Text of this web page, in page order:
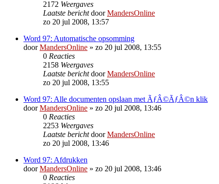
2172 Weergaves
Laatste berichtdoorMandersOnline
zo 20 jul 2008, 13:57
Word 97: Automatische opsomming
doorMandersOnline » zo 20 jul 2008, 13:55
0 Reacties
2158 Weergaves
Laatste berichtdoorMandersOnline
zo 20 jul 2008, 13:55
Word 97: Alle documenten opslaan met ÃƒÂ©ÃƒÂ©n klik
doorMandersOnline » zo 20 jul 2008, 13:46
0 Reacties
2253 Weergaves
Laatste berichtdoorMandersOnline
zo 20 jul 2008, 13:46
Word 97: Afdrukken
doorMandersOnline » zo 20 jul 2008, 13:46
0 Reacties